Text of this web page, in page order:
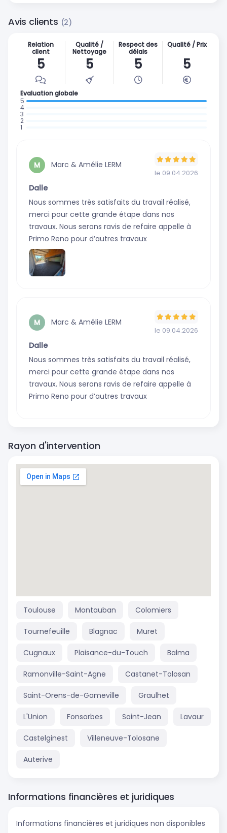
Avis clients (2)
Evaluation globale
avis
avis
Relation
client
5
Qualité /
Nettoyage
5
Respect des
délais
5
Qualité / Prix
5
M Marc & Amélie LERM
le 09.04.2026
Dalle
Nous sommes très satisfaits du travail réalisé,
merci pour cette grande étape dans nos
travaux. Nous serons ravis de refaire appelle à
Primo Reno pour d’autres travaux
M Marc & Amélie LERM
le 09.04.2026
Dalle
Nous sommes très satisfaits du travail réalisé,
merci pour cette grande étape dans nos
travaux. Nous serons ravis de refaire appelle à
Primo Reno pour d’autres travaux
Rayon d'intervention
Toulouse Montauban Colomiers
Tournefeuille Blagnac Muret
Cugnaux Plaisance-du-Touch Balma
Ramonville-Saint-Agne Castanet-Tolosan
Saint-Orens-de-Gameville Graulhet
L'Union Fonsorbes Saint-Jean Lavaur
Castelginest Villeneuve-Tolosane
Auterive
Informations financières et juridiques
Informations financières et juridiques non disponibles